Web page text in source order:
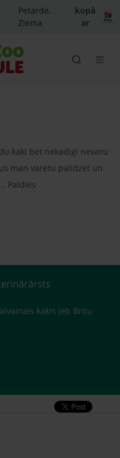
Petarde,
Ziema
kopā
ar
kaki bet nekadigi nevaru
man varetu palidzet un
Paldies
kaķis jeb Britu